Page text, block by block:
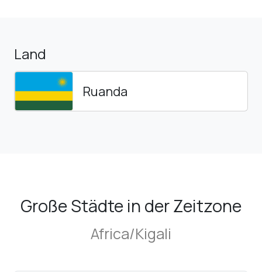
Land
Ruanda
Große Städte in der Zeitzone
Africa/Kigali